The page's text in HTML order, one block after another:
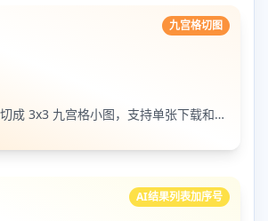
九宫格切图
将一张图片快速切成 3x3 九宫格小图，支持单张下载和 ZIP 打包下载
AI结果列表加序号